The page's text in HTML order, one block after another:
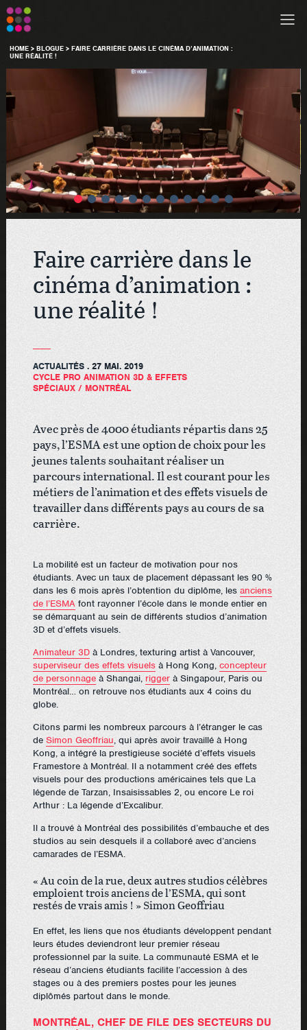
HOME> BLOGUE> FAIRE CARRIÈRE DANS LE CINÉMA D’ANIMATION :
UNE RÉALITÉ !
Faire carrière dans le
cinéma d’animation :
une réalité !
ACTUALITÉS . 27 MAI. 2019
CYCLE PRO ANIMATION 3D & EFFETS
SPÉCIAUX / MONTRÉAL
Avec près de 4000 étudiants répartis dans 25
pays, l’ESMA est une option de choix pour les
jeunes talents souhaitant réaliser un
parcours international. Il est courant pour les
métiers de l’animation et des effets visuels de
travailler dans différents pays au cours de sa
carrière.
La mobilité est un facteur de motivation pour nos
étudiants. Avec un taux de placement dépassant les 90 %
dans les 6 mois après l’obtention du diplôme, lesanciens
de l’ESMA font rayonner l’école dans le monde entier en
se démarquant au sein de différents studios d’animation
3D et d’effets visuels.
Animateur 3D à Londres, texturing artist à Vancouver,
superviseur des effets visuels à Hong Kong,concepteur
de personnage à Shangai,rigger à Singapour, Paris ou
Montréal… on retrouve nos étudiants aux 4 coins du
globe.
Citons parmi les nombreux parcours à l’étranger le cas
deSimon Geoffriau, qui après avoir travaillé à Hong
Kong, a intégré la prestigieuse société d’effets visuels
Framestore à Montréal. Il a notamment créé des effets
visuels pour des productions américaines tels que La
légende de Tarzan, Insaisissables 2, ou encore Le roi
Arthur : La légende d’Excalibur.
Il a trouvé à Montréal des possibilités d’embauche et des
studios au sein desquels il a collaboré avec d’anciens
camarades de l’ESMA.
« Au coin de la rue, deux autres studios célèbres
emploient trois anciens de l’ESMA, qui sont
restés de vrais amis ! » Simon Geoffriau
En effet, les liens que nos étudiants développent pendant
leurs études deviendront leur premier réseau
professionnel par la suite. La communauté ESMA et le
réseau d’anciens étudiants facilite l’accession à des
stages ou à des premiers postes pour les jeunes
diplômés partout dans le monde.
MONTRÉAL, CHEF DE FILE DES SECTEURS DU